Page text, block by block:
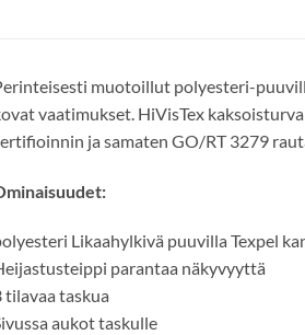
muotoillut polyesteri-
vaatimukset. HiVisTex
ja samaten GO/RT 3279
Likaahylkivä puuvilla Texpel
parantaa näkyvyyttä
tilavaa taskua
aukot taskulle